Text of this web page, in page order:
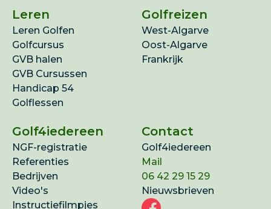
Leren
Leren Golfen
Golfcursus
GVB halen
GVB Cursussen
Handicap 54
Golflessen
Golfreizen
West-Algarve
Oost-Algarve
Frankrijk
Golf4iedereen
NGF-registratie
Referenties
Bedrijven
Video's
Instructiefilmpjes
Contact
Golf4iedereen
Mail
06 42 29 15 29
Nieuwsbrieven